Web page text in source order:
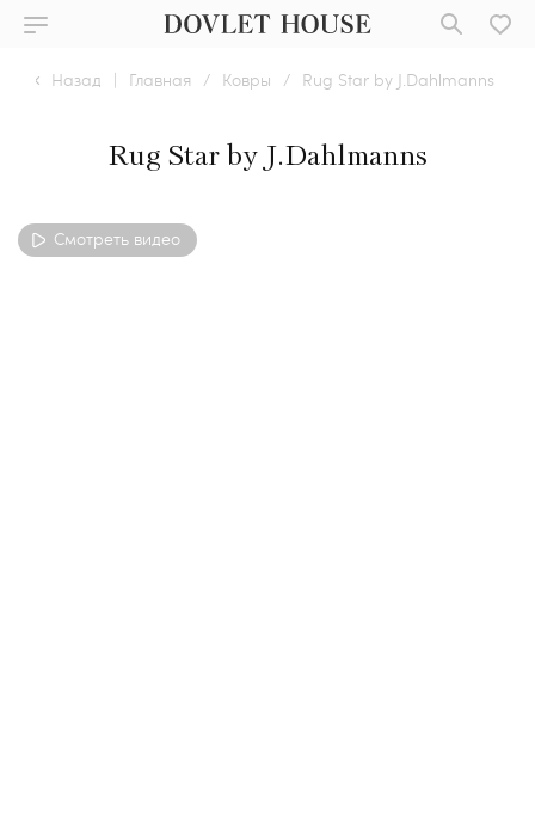
Назад | Главная / Ковры / Rug Star by J.Dahlmanns
Rug Star by J.Dahlmanns
Смотреть видео